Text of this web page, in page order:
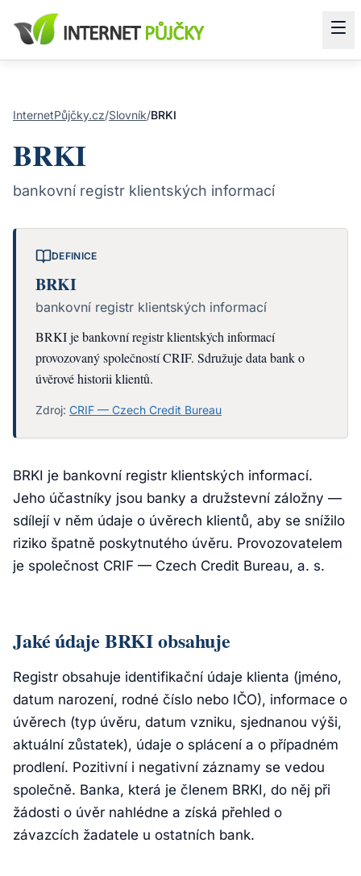
InternetPůjčky.cz/Slovník/BRKI
BRKI
bankovní registr klientských informací
DEFINICE
BRKI
bankovní registr klientských informací
BRKI je bankovní registr klientských informací
provozovaný společností CRIF. Sdružuje data bank o
úvěrové historii klientů.
Zdroj: CRIF — Czech Credit Bureau
BRKI je bankovní registr klientských informací.
Jeho účastníky jsou banky a družstevní záložny —
sdílejí v něm údaje o úvěrech klientů, aby se snížilo
riziko špatně poskytnutého úvěru. Provozovatelem
je společnost CRIF — Czech Credit Bureau, a. s.
Jaké údaje BRKI obsahuje
Registr obsahuje identifikační údaje klienta (jméno,
datum narození, rodné číslo nebo IČO), informace o
úvěrech (typ úvěru, datum vzniku, sjednanou výši,
aktuální zůstatek), údaje o splácení a o případném
prodlení. Pozitivní i negativní záznamy se vedou
společně. Banka, která je členem BRKI, do něj při
žádosti o úvěr nahlédne a získá přehled o
závazcích žadatele u ostatních bank.